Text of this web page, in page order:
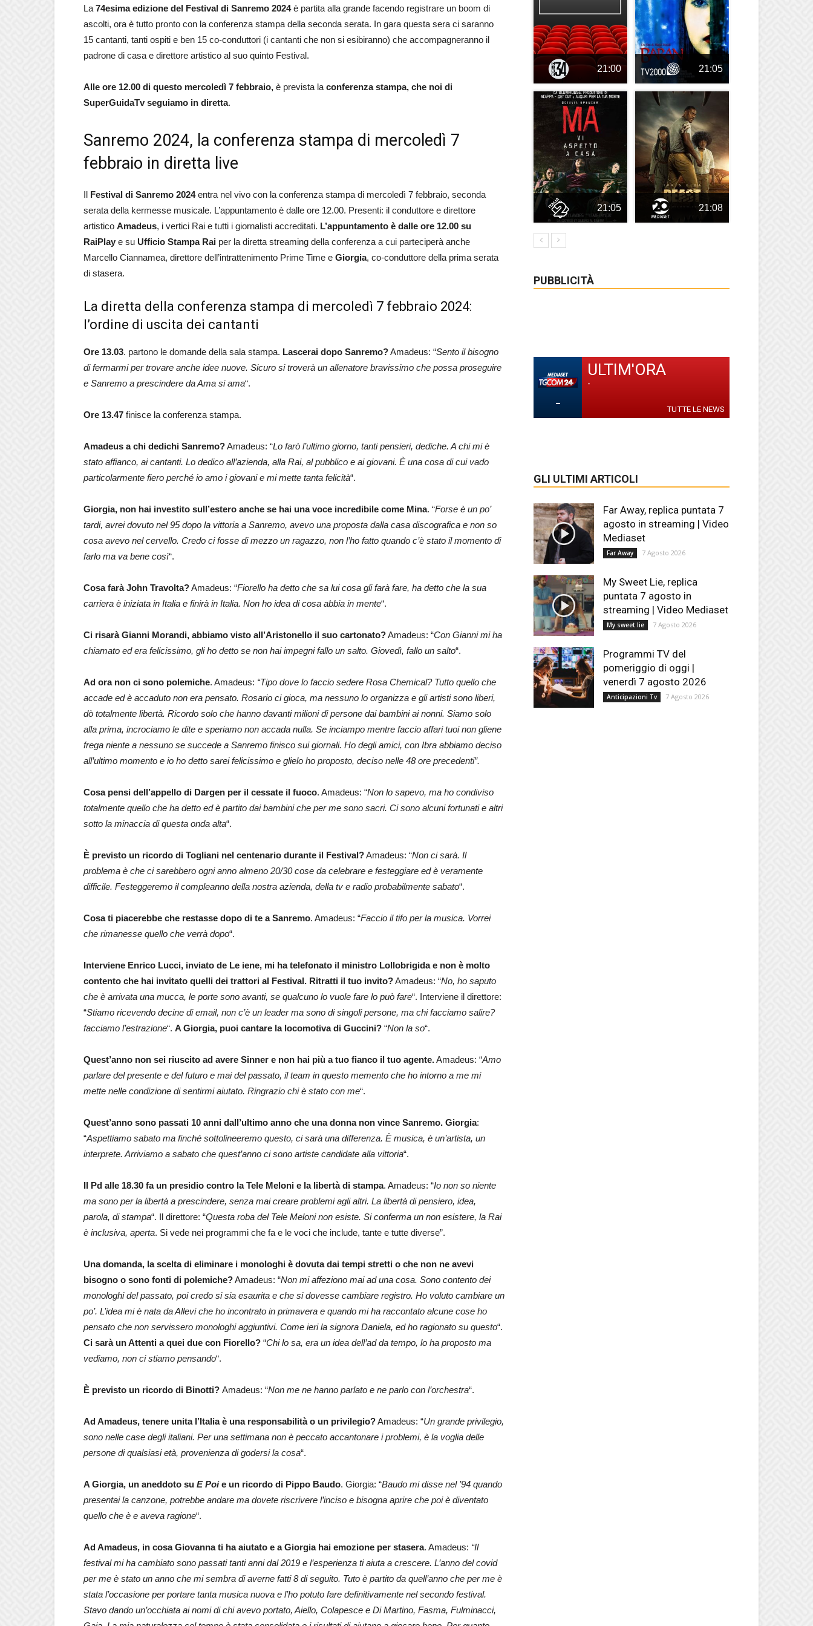
La 74esima edizione del Festival di Sanremo 2024è partita alla grande facendo registrare un boom di
ascolti, ora è tutto pronto con la conferenza stampa della seconda serata. In gara questa sera ci saranno
15 cantanti, tanti ospiti e ben 15 co-conduttori (i cantanti che non si esibiranno) che accompagneranno il
padrone di casa e direttore artistico al suo quinto Festival.
Alle ore 12.00 di questo mercoledì 7 febbraio, è prevista la conferenza stampa, che noi di
SuperGuidaTv seguiamo in diretta.
Sanremo 2024, la conferenza stampa di mercoledì 7
febbraio in diretta live
Il Festival di Sanremo 2024entra nel vivo con la conferenza stampa di mercoledì 7 febbraio, seconda
serata della kermesse musicale. L’appuntamento è dalle ore 12.00. Presenti: il conduttore e direttore
artistico Amadeus, i vertici Rai e tutti i giornalisti accreditati. L’appuntamento è dalle ore 12.00 su
RaiPlay e su Ufficio Stampa Rai per la diretta streaming della conferenza a cui parteciperà anche
Marcello Ciannamea, direttore dell’intrattenimento Prime Time e Giorgia, co-conduttore della prima serata
di stasera.
La diretta della conferenza stampa di mercoledì 7 febbraio 2024:
l’ordine di uscita dei cantanti
Ore 13.03. partono le domande della sala stampa. Lascerai dopo Sanremo?Amadeus: “Sento il bisogno
di fermarmi per trovare anche idee nuove. Sicuro si troverà un allenatore bravissimo che possa proseguire
e Sanremo a prescindere da Ama si ama“.
Ore 13.47 finisce la conferenza stampa.
Amadeus a chi dedichi Sanremo?Amadeus: “Lo farò l’ultimo giorno, tanti pensieri, dediche. A chi mi è
stato affianco, ai cantanti. Lo dedico all’azienda, alla Rai, al pubblico e ai giovani. È una cosa di cui vado
particolarmente fiero perché io amo i giovani e mi mette tanta felicità“.
Giorgia, non hai investito sull’estero anche se hai una voce incredibile come Mina. “Forse è un po’
tardi, avrei dovuto nel 95 dopo la vittoria a Sanremo, avevo una proposta dalla casa discografica e non so
cosa avevo nel cervello. Credo ci fosse di mezzo un ragazzo, non l’ho fatto quando c’è stato il momento di
farlo ma va bene così“.
Cosa farà John Travolta?Amadeus: “Fiorello ha detto che sa lui cosa gli farà fare, ha detto che la sua
carriera è iniziata in Italia e finirà in Italia. Non ho idea di cosa abbia in mente“.
Ci risarà Gianni Morandi, abbiamo visto all’Aristonello il suo cartonato?Amadeus: “Con Gianni mi ha
chiamato ed era felicissimo, gli ho detto se non hai impegni fallo un salto. Giovedì, fallo un salto“.
Ad ora non ci sono polemiche. Amadeus: “Tipo dove lo faccio sedere Rosa Chemical? Tutto quello che
accade ed è accaduto non era pensato. Rosario ci gioca, ma nessuno lo organizza e gli artisti sono liberi,
dò totalmente libertà. Ricordo solo che hanno davanti milioni di persone dai bambini ai nonni. Siamo solo
alla prima, incrociamo le dite e speriamo non accada nulla. Se inciampo mentre faccio affari tuoi non gliene
frega niente a nessuno se succede a Sanremo finisco sui giornali. Ho degli amici, con Ibra abbiamo deciso
all’ultimo momento e io ho detto sarei felicissimo e glielo ho proposto, deciso nelle 48 ore precedenti”.
Cosa pensi dell’appello di Dargen per il cessate il fuoco. Amadeus: “Non lo sapevo, ma ho condiviso
totalmente quello che ha detto ed è partito dai bambini che per me sono sacri. Ci sono alcuni fortunati e altri
sotto la minaccia di questa onda alta“.
È previsto un ricordo di Togliani nel centenario durante il Festival?Amadeus: “Non ci sarà. Il
problema è che ci sarebbero ogni anno almeno 20/30 cose da celebrare e festeggiare ed è veramente
difficile. Festeggeremo il compleanno della nostra azienda, della tv e radio probabilmente sabato“.
Cosa ti piacerebbe che restasse dopo di te a Sanremo. Amadeus: “Faccio il tifo per la musica. Vorrei
che rimanesse quello che verrà dopo“.
Interviene Enrico Lucci, inviato de Le iene, mi ha telefonato il ministro Lollobrigida e non è molto
contento che hai invitato quelli dei trattori al Festival. Ritratti il tuo invito?Amadeus: “No, ho saputo
che è arrivata una mucca, le porte sono avanti, se qualcuno lo vuole fare lo può fare“. Interviene il direttore:
“Stiamo ricevendo decine di email, non c’è un leader ma sono di singoli persone, ma chi facciamo salire?
facciamo l’estrazione“. A Giorgia, puoi cantare la locomotiva di Guccini? “Non la so“.
Quest’anno non sei riuscito ad avere Sinner e non hai più a tuo fianco il tuo agente.Amadeus: “Amo
parlare del presente e del futuro e mai del passato, il team in questo memento che ho intorno a me mi
mette nelle condizione di sentirmi aiutato. Ringrazio chi è stato con me“.
Quest’anno sono passati 10 anni dall’ultimo anno che una donna non vince Sanremo. Giorgia:
“Aspettiamo sabato ma finché sottolineeremo questo, ci sarà una differenza. È musica, è un’artista, un
interprete. Arriviamo a sabato che quest’anno ci sono artiste candidate alla vittoria“.
Il Pd alle 18.30 fa un presidio contro la Tele Meloni e la libertà di stampa. Amadeus: “Io non so niente
ma sono per la libertà a prescindere, senza mai creare problemi agli altri. La libertà di pensiero, idea,
parola, di stampa“. Il direttore: “Questa roba del Tele Meloni non esiste. Si conferma un non esistere, la Rai
è inclusiva, aperta. Si vede nei programmi che fa e le voci che include, tante e tutte diverse”.
Una domanda, la scelta di eliminare i monologhi è dovuta dai tempi stretti o che non ne avevi
bisogno o sono fonti di polemiche?Amadeus: “Non mi affeziono mai ad una cosa. Sono contento dei
monologhi del passato, poi credo si sia esaurita e che si dovesse cambiare registro. Ho voluto cambiare un
po’. L’idea mi è nata da Allevi che ho incontrato in primavera e quando mi ha raccontato alcune cose ho
pensato che non servissero monologhi aggiuntivi. Come ieri la signora Daniela, ed ho ragionato su questo“.
Ci sarà un Attenti a quei due con Fiorello? “Chi lo sa, era un idea dell’ad da tempo, lo ha proposto ma
vediamo, non ci stiamo pensando“.
È previsto un ricordo di Binotti? Amadeus: “Non me ne hanno parlato e ne parlo con l’orchestra“.
Ad Amadeus, tenere unita l’Italia è una responsabilità o un privilegio?Amadeus: “Un grande privilegio,
sono nelle case degli italiani. Per una settimana non è peccato accantonare i problemi, è la voglia delle
persone di qualsiasi età, provenienza di godersi la cosa“.
A Giorgia, un aneddoto su E Poie un ricordo di Pippo Baudo. Giorgia: “Baudo mi disse nel ’94 quando
presentai la canzone, potrebbe andare ma dovete riscrivere l’inciso e bisogna aprire che poi è diventato
quello che è e aveva ragione“.
Ad Amadeus, in cosa Giovanna ti ha aiutato e a Giorgia hai emozione per stasera. Amadeus: “Il
festival mi ha cambiato sono passati tanti anni dal 2019 e l’esperienza ti aiuta a crescere. L’anno del covid
per me è stato un anno che mi sembra di averne fatti 8 di seguito. Tuto è partito da quell’anno che per me è
stata l’occasione per portare tanta musica nuova e l’ho potuto fare definitivamente nel secondo festival.
Stavo dando un’occhiata ai nomi di chi avevo portato, Aiello, Colapesce e Di Martino, Fasma, Fulminacci,
21:00 21:05
21:05 21:08
PUBBLICITÀ
-
ULTIM'ORA
-
TUTTE LE NEWS
GLI ULTIMI ARTICOLI
Far Away, replica puntata 7
agosto in streaming | Video
Mediaset
Far Away 7 Agosto 2026
My Sweet Lie, replica
puntata 7 agosto in
streaming | Video Mediaset
My sweet lie 7 Agosto 2026
Programmi TV del
pomeriggio di oggi |
venerdì 7 agosto 2026
Anticipazioni Tv 7 Agosto 2026